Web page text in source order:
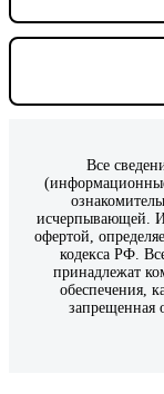
Все
исчерпывающей.
офертой,
кодекса РФ.
принадлежат
обеспечения,
запрещенная